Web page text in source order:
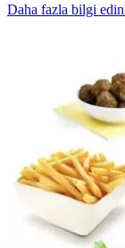
Daha fazla bilgi